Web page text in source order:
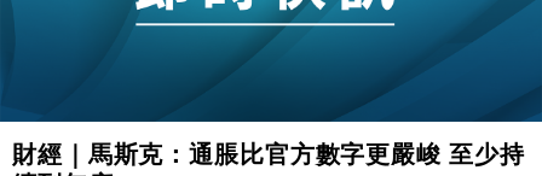
17:40
財經｜本港6月零售額連升14個月 珠寶鐘錶銷售升勢
元以下
財經｜馬斯克：通脹比官方數字更嚴峻 至少持